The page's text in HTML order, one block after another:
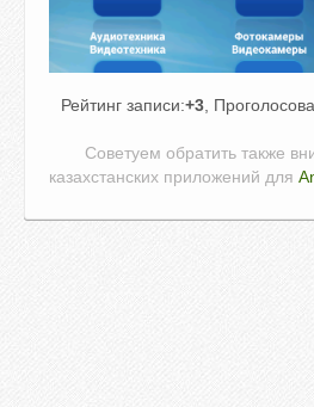
Рейтинг записи:+3 ,
Советуем обратить также
казахстанских приложений для